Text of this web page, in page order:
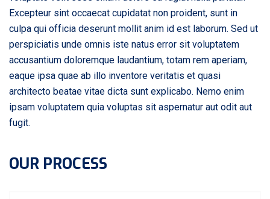
Excepteur sint occaecat cupidatat non proident, sunt in
culpa qui officia deserunt mollit anim id est laborum. Sed ut
perspiciatis unde omnis iste natus error sit voluptatem
accusantium doloremque laudantium, totam rem aperiam,
eaque ipsa quae ab illo inventore veritatis et quasi
architecto beatae vitae dicta sunt explicabo. Nemo enim
ipsam voluptatem quia voluptas sit aspernatur aut odit aut
fugit.
OUR PROCESS